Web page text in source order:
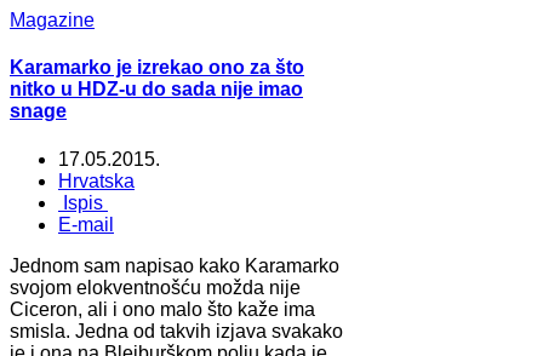
Magazine
Karamarko je izrekao ono za što
nitko u HDZ-u do sada nije imao
snage
17.05.2015.
Hrvatska
Ispis
E-mail
Jednom sam napisao kako Karamarko
svojom elokventnošću možda nije
Ciceron, ali i ono malo što kaže ima
smisla. Jedna od takvih izjava svakako